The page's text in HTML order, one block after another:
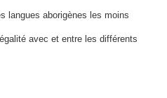
langues aborigènes les moins
avec et entre les différents